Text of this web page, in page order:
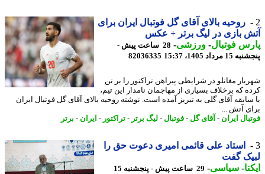
روحیه بالای آقای گل فوتبال ایران برای
بازی در لیگ برتر + عکس
فوتبال-ورزشی-
28 ساعت پیش -
1405، 15:37
82036335
مغانلو در شرایطی پیراهن تراکتور را بر تن
که برخلاف بسیاری از مهاجمان نامدار این تیم،
آقای گلی به تبریز آمده است. نوشته روحیه بالای آقای گل فوتبال ایران
آتش ...
ایران - آقای گل-فوتبال-لیگ برتر - تراکتور -ایران - برتر
استاد علی قائمی امیری دعوت حق را
گفت
-سیاسی-
29 ساعت پیش - پنجشنبه 15